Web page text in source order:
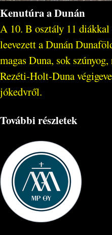
Kenutúra a Dunán
A 10. B osztály 11
leevezett a Dunán
magas Duna, sok
Rezéti-Holt-Duna
jókedvről.
További részletek